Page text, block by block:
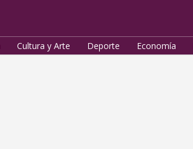
Cultura y Arte Deporte Economía